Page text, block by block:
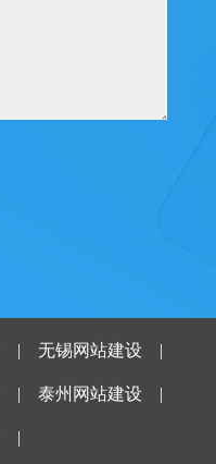
|无锡网站建设 |
|泰州网站建设 |
|